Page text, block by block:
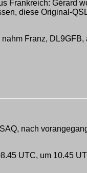
Frankreich: Gérard
diese Original-
Franz,
nach
UTC, um 10.45